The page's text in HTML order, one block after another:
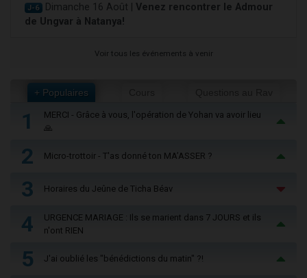
J-6 Dimanche 16 Août | Venez rencontrer le Admour
de Ungvar à Natanya!
Voir tous les événements à venir
+ Populaires
1
MERCI - Grâce à vous, l'opération de Yohan va avoir lieu
🙏
2 Micro-trottoir - T'as donné ton MA’ASSER ?
3 Horaires du Jeûne de Ticha Béav
4
URGENCE MARIAGE : Ils se marient dans 7 JOURS et ils
n'ont RIEN
5 J'ai oublié les "bénédictions du matin" ?!